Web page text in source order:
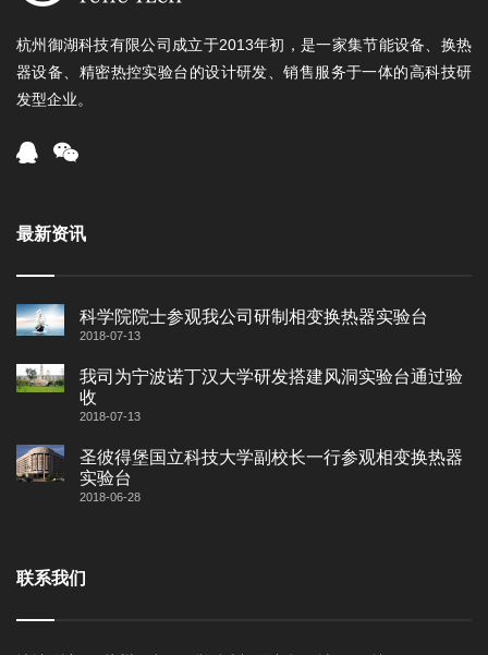
杭州御湖科技有限公司成立于2013年初，是一家集节能设备、换热
器设备、精密热控实验台的设计研发、销售服务于一体的高科技研
发型企业。
最新资讯
科学院院士参观我公司研制相变换热器实验台
2018-07-13
我司为宁波诺丁汉大学研发搭建风洞实验台通过验
收
2018-07-13
圣彼得堡国立科技大学副校长一行参观相变换热器
实验台
2018-06-28
联系我们